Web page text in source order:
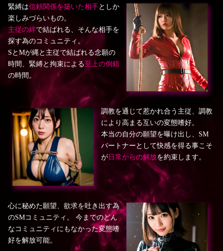
緊縛は信頼関係を築いた相手としか
楽しみづらいもの。
主従の絆で結ばれる、そんな相手を
探す為のコミュニティ。
SとMが縄と主従で結ばれる念願の
時間、緊縛と拘束による至上の倒錯
の時間。
調教を通じて惹かれ合う主従、調教
により高まる互いの変態嗜好。
本当の自分の願望を曝け出し、SM
パートナーとして快感を得る事こそ
が日常からの解放を約束します。
心に秘めた願望、欲求を吐き出す為
のSMコミュニティ。 今までのどん
なコミュニティにもなかった変態嗜
好を解放可能。